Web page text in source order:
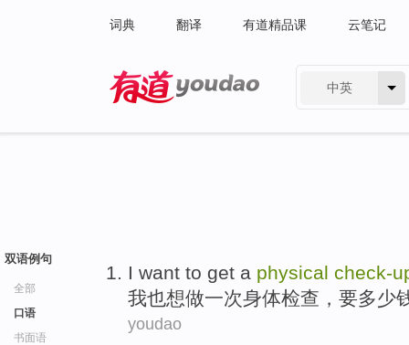
词典 翻译 有道精品课 云笔记
中英
双语例句
全部
口语
书面语
I want to get a physical check-
我也想做一次身体检查 ，要多少
youdao